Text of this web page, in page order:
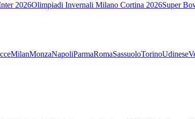
2026Olimpiadi Invernali Milano Cortina 2026Super
MilanMonzaNapoliParmaRomaSassuoloTorinoUdinese